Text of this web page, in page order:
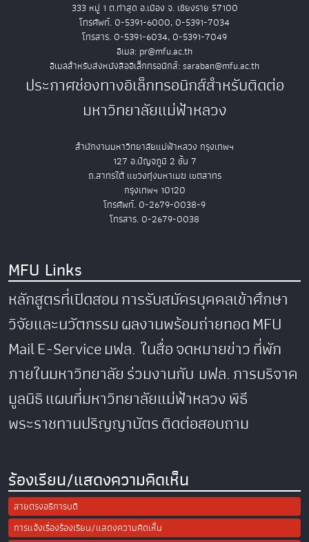
333 หมู่ 1 ต.ท่าสุด อ.เมือง จ. เชียงราย 57100
โทรศัพท์. 0-5391-6000, 0-5391-7034
โทรสาร. 0-5391-6034, 0-5391-7049
อีเมล: pr@mfu.ac.th
อีเมลสำหรับส่งหนังสืออิเล็กทรอนิกส์: saraban@mfu.ac.th
ประกาศช่องทางอิเล็กทรอนิกส์สำหรับติดต่อ
มหาวิทยาลัยแม่ฟ้าหลวง
สำนักงานมหาวิทยาลัยแม่ฟ้าหลวง กรุงเทพฯ
127 อ.ปัญจภูมิ 2 ชั้น 7
ถ.สาทรใต้ แขวงทุ่งมหาเมฆ เขตสาทร
กรุงเทพฯ 10120
โทรศัพท์. 0-2679-0038-9
โทรสาร. 0-2679-0038
MFU Links
หลักสูตรที่เปิดสอนการรับสมัครบุคคลเข้าศึกษา
วิจัยและนวัตกรรมผลงานพร้อมถ่ายทอดMFU
MailE-Serviceมฟล. ในสื่อจดหมายข่าวที่พัก
ภายในมหาวิทยาลัยร่วมงานกับ มฟล.การบริจาค
มูลนิธิแผนที่มหาวิทยาลัยแม่ฟ้าหลวงพิธี
พระราชทานปริญญาบัตรติดต่อสอบถาม
ร้องเรียน/แสดงความคิดเห็น
สายตรงอธิการบดี
การแจ้งเรื่องร้องเรียน/แสดงความคิดเห็น